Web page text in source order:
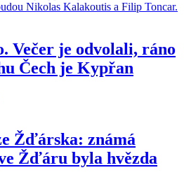
Večer je odvolali, ráno
Čech je Kypřan
Žďárska: známá
Žďáru byla hvězda